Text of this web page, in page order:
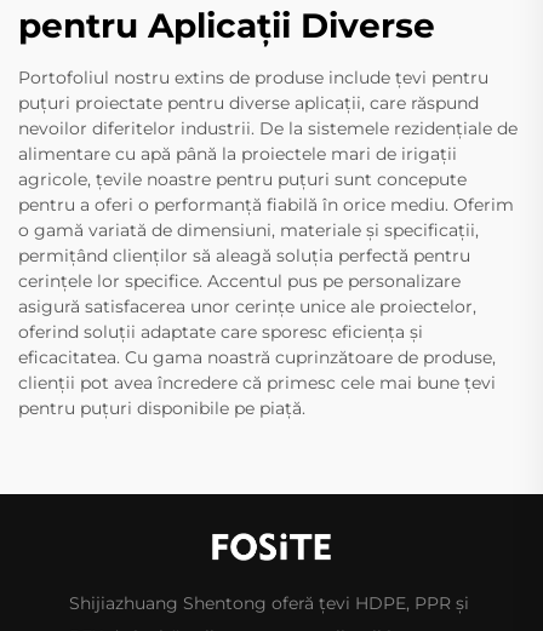
pentru Aplicații Diverse
Portofoliul nostru extins de produse include țevi pentru
puțuri proiectate pentru diverse aplicații, care răspund
nevoilor diferitelor industrii. De la sistemele rezidențiale de
alimentare cu apă până la proiectele mari de irigații
agricole, țevile noastre pentru puțuri sunt concepute
pentru a oferi o performanță fiabilă în orice mediu. Oferim
o gamă variată de dimensiuni, materiale și specificații,
permițând clienților să aleagă soluția perfectă pentru
cerințele lor specifice. Accentul pus pe personalizare
asigură satisfacerea unor cerințe unice ale proiectelor,
oferind soluții adaptate care sporesc eficiența și
eficacitatea. Cu gama noastră cuprinzătoare de produse,
clienții pot avea încredere că primesc cele mai bune țevi
pentru puțuri disponibile pe piață.
Shijiazhuang Shentong oferă țevi HDPE, PPR și